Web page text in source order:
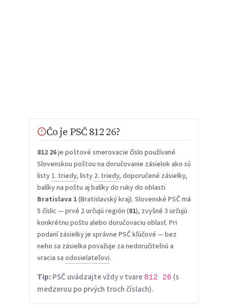
Čo je PSČ 812 26?
812 26je poštové smerovacie číslo používané
Slovenskou poštou na doručovanie zásielok ako sú
listy 1. triedy, listy 2. triedy, doporučené zásielky,
balíky na poštu aj balíky do ruky do oblasti
Bratislava 1(Bratislavský kraj). Slovenské PSČ má
5 číslic — prvé 2 určujú región (81), zvyšné 3 určujú
konkrétnu poštu alebo doručovaciu oblasť. Pri
podaní zásielky je správne PSČ kľúčové — bez
neho sa zásielka považuje za nedoručiteľnú a
vracia sa odosielateľovi.
Tip:PSČ uvádzajte vždy v tvare 812 26 (s
medzerou po prvých troch číslach).